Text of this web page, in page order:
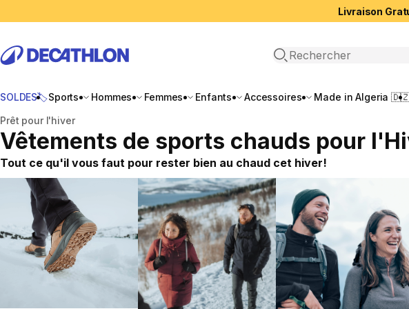
Livraison
Recherche ouverte
SOLDES🏷️Sports Hommes Femmes Enfants Accessoires Made in Algeria
Accueil
Prêt pour l'hiver
Vêtements de sports chauds pour
Tout ce qu'il vous faut pour rester bien au chaud cet hiver!